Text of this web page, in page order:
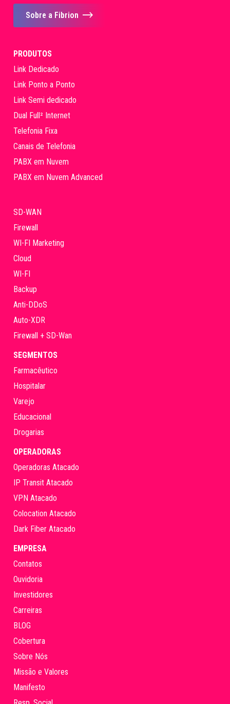
Sobre a Fibrion
PRODUTOS
Link Dedicado
Link Ponto a Ponto
Link Semi dedicado
Dual Full² Internet
Telefonia Fixa
Canais de Telefonia
PABX em Nuvem
PABX em Nuvem Advanced
SD-WAN
Firewall
WI-FI Marketing
Cloud
WI-FI
Backup
Anti-DDoS
Auto-XDR
Firewall + SD-Wan
SEGMENTOS
Farmacêutico
Hospitalar
Varejo
Educacional
Drogarias
OPERADORAS
Operadoras Atacado
IP Transit Atacado
VPN Atacado
Colocation Atacado
Dark Fiber Atacado
EMPRESA
Contatos
Ouvidoria
Investidores
Carreiras
BLOG
Cobertura
Sobre Nós
Missão e Valores
Manifesto